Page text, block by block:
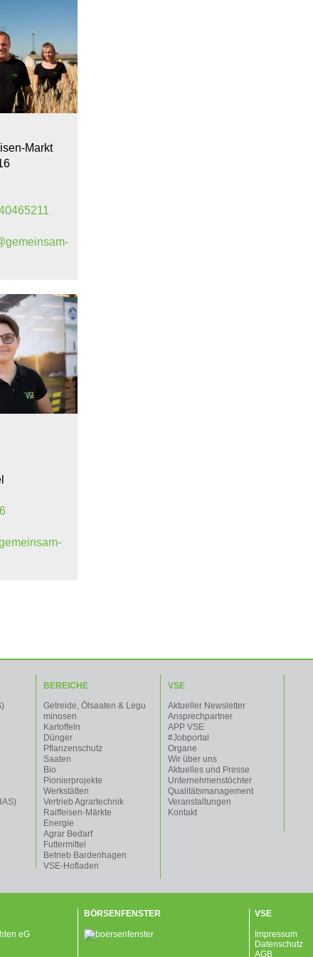
Markt
BEREICHE
Getreide, Ölsaaten & Legu
minosen
Kartoffeln
Dünger
Pflanzenschutz
Saaten
Bio
Pionierprojekte
Werkstätten
Vertrieb Agrartechnik
Raiffeisen-Märkte
Energie
Agrar Bedarf
Futtermittel
Betrieb Bardenhagen
VSE-Hofladen
VSE
Aktueller Newsletter
Ansprechpartner
APP VSE
#Jobportal
Organe
Wir über uns
Aktuelles und Presse
Unternehmenstöchter
Qualitätsmanagement
Veranstaltungen
Kontakt
eG
BÖRSENFENSTER VSE
Impressum
Datenschutz
AGB